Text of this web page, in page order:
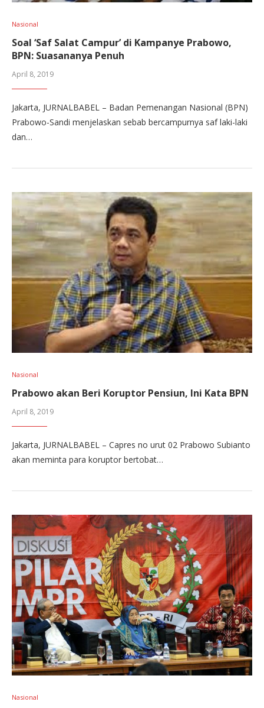
Nasional
Soal ‘Saf Salat Campur’ di Kampanye Prabowo,
BPN: Suasananya Penuh
April 8, 2019
Jakarta, JURNALBABEL – Badan Pemenangan Nasional (BPN)
Prabowo-Sandi menjelaskan sebab bercampurnya saf laki-laki
dan…
Nasional
Prabowo akan Beri Koruptor Pensiun, Ini Kata BPN
April 8, 2019
Jakarta, JURNALBABEL – Capres no urut 02 Prabowo Subianto
akan meminta para koruptor bertobat…
Nasional